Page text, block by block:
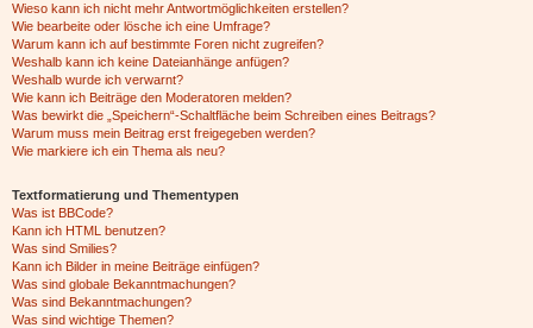
Wieso kann ich nicht mehr Antwortmöglichkeiten erstellen?
Wie bearbeite oder lösche ich eine Umfrage?
Warum kann ich auf bestimmte Foren nicht zugreifen?
Weshalb kann ich keine Dateianhänge anfügen?
Weshalb wurde ich verwarnt?
Wie kann ich Beiträge den Moderatoren melden?
Was bewirkt die „Speichern“-Schaltfläche beim Schreiben eines Beitrags?
Warum muss mein Beitrag erst freigegeben werden?
Wie markiere ich ein Thema als neu?
Textformatierung und Thementypen
Was ist BBCode?
Kann ich HTML benutzen?
Was sind Smilies?
Kann ich Bilder in meine Beiträge einfügen?
Was sind globale Bekanntmachungen?
Was sind Bekanntmachungen?
Was sind wichtige Themen?